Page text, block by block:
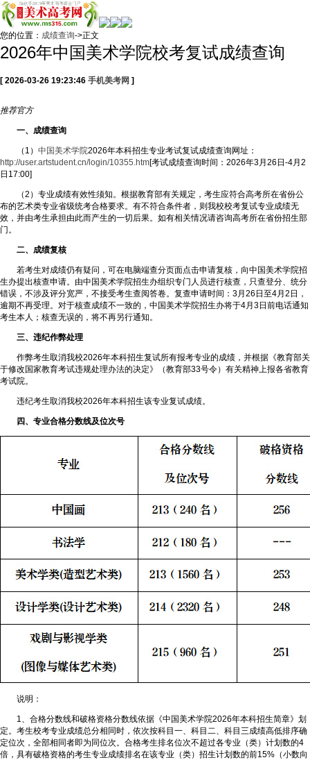
您的位置： 成绩查询->正文
2026年中国美术学院校考复试成绩查询
[ 2026-03-26 19:23:46 手机美考网 ]
推荐官方
一、成绩查询
（1） 中国美术学院2026年本科招生专业考试复试成绩查询网址：
http://user.artstudent.cn/login/10355.htm[考试成绩查询时间：2026年3月26日-4月2
日17:00]
（2）专业成绩有效性须知。根据教育部有关规定，考生应符合高考所在省份公
布的艺术类专业省级统考合格要求。有不符合条件者，则我校校考复试专业成绩无
效，并由考生承担由此而产生的一切后果。如有相关情况请咨询高考所在省份招生部
门。
二、成绩复核
若考生对成绩仍有疑问，可在电脑端查分页面点击申请复核，向中国美术学院招
生办提出核查申请。由中国美术学院招生办组织专门人员进行核查，只查登分、统分
错误，不涉及评分宽严，不接受考生查阅答卷。复查申请时间：3月26日至4月2日，
逾期不再受理。对于核查成绩不一致的，中国美术学院招生办将于4月3日前电话通知
考生本人；核查无误的，将不再另行通知。
三、违纪作弊处理
作弊考生取消我校2026年本科招生复试所有报考专业的成绩，并根据《教育部关
于修改国家教育考试违规处理办法的决定》（教育部33号令）有关精神上报各省教育
考试院。
违纪考生取消我校2026年本科招生该专业复试成绩。
四、专业合格分数线及位次号
说明：
1、合格分数线和破格资格分数线依据《中国美术学院2026年本科招生简章》划
定。考生校考专业成绩总分相同时，依次按科目一、科目二、科目三成绩高低排序确
定位次，全部相同者即为同位次。合格考生排名位次不超过各专业（类）计划数的4
倍，具有破格资格的考生专业成绩排名在该专业（类）招生计划数的前15%（小数向